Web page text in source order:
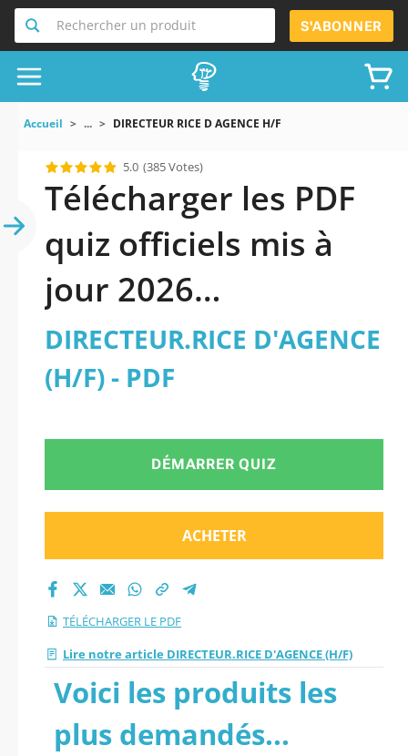
Rechercher un produit S'ABONNER
Accueil ... DIRECTEUR RICE D AGENCE H/F
5.0 (385 Votes)
Télécharger les PDF
quiz officiels mis à
jour 2026
DIRECTEUR.RICE
D’AGENCE (H/F).
DIRECTEUR.RICE D'AGENCE
(H/F) - PDF
DÉMARRER QUIZ
ACHETER
TÉLÉCHARGER LE PDF
Lire notre article DIRECTEUR.RICE D'AGENCE (H/F)
Voici les produits les
plus demandés...